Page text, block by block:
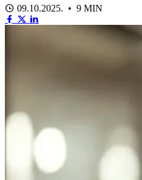
09.10.2025. • 9 MIN